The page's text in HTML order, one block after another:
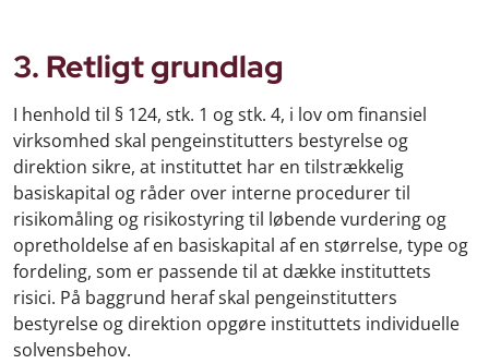
3. Retligt grundlag
I henhold til § 124, stk. 1 og stk. 4, i lov om finansiel
virksomhed skal pengeinstitutters bestyrelse og
direktion sikre, at instituttet har en tilstrækkelig
basiskapital og råder over interne procedurer til
risikomåling og risikostyring til løbende vurdering og
opretholdelse af en basiskapital af en størrelse, type og
fordeling, som er passende til at dække instituttets
risici. På baggrund heraf skal pengeinstitutters
bestyrelse og direktion opgøre instituttets individuelle
solvensbehov.